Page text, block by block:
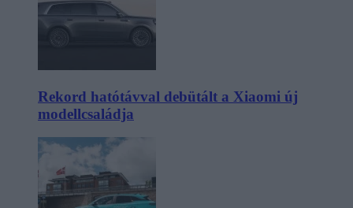
Rekord hatótávval debütált a Xiaomi új
modellcsaládja